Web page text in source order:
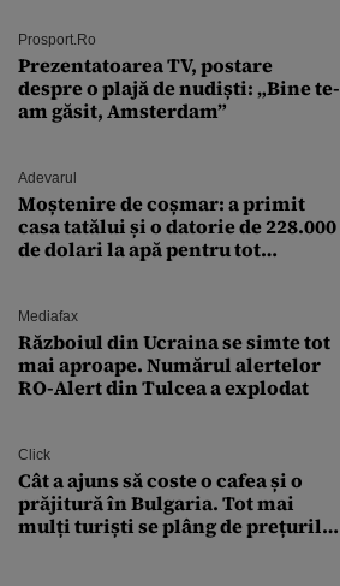
Prosport.ro
Prezentatoarea TV, postare
despre o plajă de nudiști: „Bine te-
am găsit, Amsterdam”
Adevarul
Moștenire de coșmar: a primit
casa tatălui și o datorie de 228.000
de dolari la apă pentru tot
Mediafax
Războiul din Ucraina se simte tot
mai aproape. Numărul alertelor
RO-Alert din Tulcea a explodat
Click
Cât a ajuns să coste o cafea și o
prăjitură în Bulgaria. Tot mai
mulți turiști se plâng de prețurile